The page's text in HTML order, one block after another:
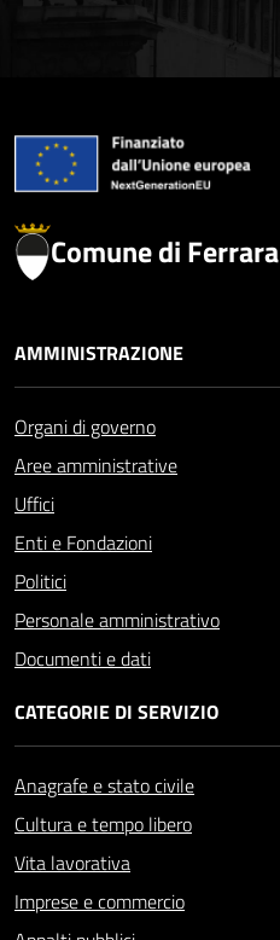
Comune di Ferrara
AMMINISTRAZIONE
Organi di governo
Aree amministrative
Uffici
Enti e Fondazioni
Politici
Personale amministrativo
Documenti e dati
CATEGORIE DI SERVIZIO
Anagrafe e stato civile
Cultura e tempo libero
Vita lavorativa
Imprese e commercio